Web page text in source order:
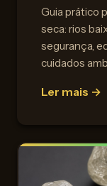
Guia prático
seca: rios
segurança,
cuidados
Ler mais →